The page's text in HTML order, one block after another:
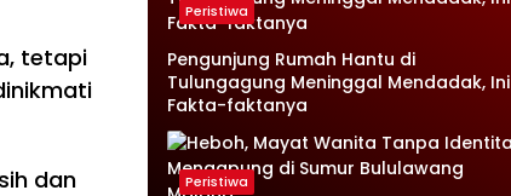
tetapi
dan
Peristiwa
Pengunjung Rumah Hantu di
Tulungagung Meninggal Mendadak, Ini
Fakta-faktanya
Peristiwa